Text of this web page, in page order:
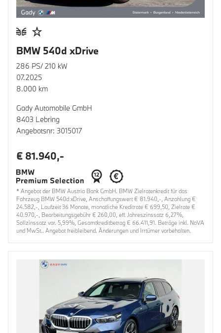
BMW 540d xDrive
286 PS/ 210 kW
07.2025
8.000 km
Gady Automobile GmbH
8403 Lebring
Angebotsnr: 3015017
€ 81.940,-
* Angebot der BMW Austria Bank GmbH. BMW Zielratenkredit für das
Fahrzeug BMW 540d xDrive, Anschaffungswert € 81.940,-, Anzahlung €
24.582,-, Laufzeit 36 Monate, monatliche Kreditrate € 699,50, Zielrate €
40.970,-, Bearbeitungsgebühr € 260,00, eff. Jahreszinssatz 6,27%,
Sollzinssatz var. 5,99%, Gesamtkreditbetrag € 66.411,91. Beträge inkl. NoVA
und MwSt.. Angebot freibleibend. Änderungen und Irrtümer vorbehalten.